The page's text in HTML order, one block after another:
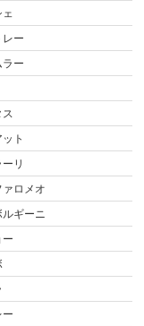
レー
ラー
ト
リ
ァロメオ
ルギーニ
ー
ー